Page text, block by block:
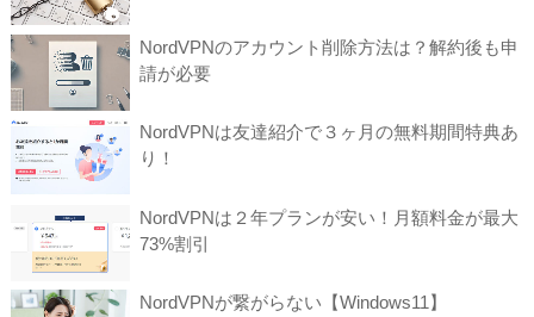
NordVPNのアカウント削除方法は？解約後も申
請が必要
NordVPNは友達紹介で３ヶ月の無料期間特典あ
り！
NordVPNは２年プランが安い！月額料金が最大
73%割引
NordVPNが繋がらない【Windows11】